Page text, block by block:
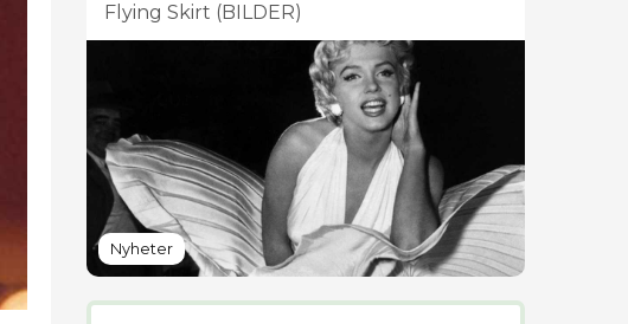
Flying Skirt (BILDER)
Nyheter